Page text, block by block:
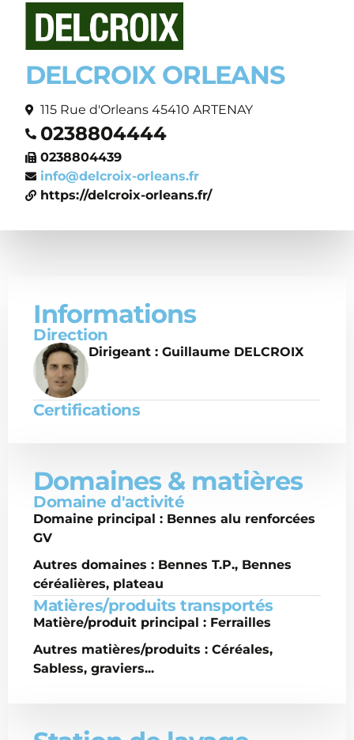
DELCROIX ORLEANS
115 Rue d'Orleans 45410 ARTENAY
0238804444
0238804439
info@delcroix-orleans.fr
https://delcroix-orleans.fr/
Informations
Direction
Dirigeant : Guillaume DELCROIX
Certifications
Domaines & matières
Domaine d'activité
Domaine principal : Bennes alu renforcées
GV
Autres domaines : Bennes T.P., Bennes
céréalières, plateau
Matières/produits transportés
Matière/produit principal : Ferrailles
Autres matières/produits : Céréales,
Sabless, graviers...